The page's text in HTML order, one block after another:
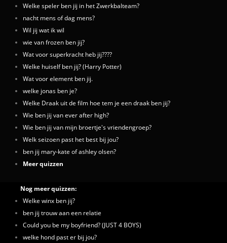
Welke speler ben jij in het Zwerkbalteam?
nacht mens of dag mens?
Wil jij wat ik wil
wie van frozen ben jij?
Wat voor superkracht heb jij????
Welke huiself ben jij? (Harry Potter)
Wat voor element ben jij.
welke jonas ben je?
Welke Draak uit de film hoe tem je een draak ben jij?
Wie ben jij van ever after high?
Wie ben jij van mijn broertje's vriendengroep?
Welk seizoen past het best bij jou?
ben jij mary-kate of ashley olsen?
Meer quizzen
Nog meer quizzen:
Welke winx ben jij?
ben jij trouw aan een relatie
Could you be my boyfriend? (JUST 4 BOYS)
welke hond past er bij jou?